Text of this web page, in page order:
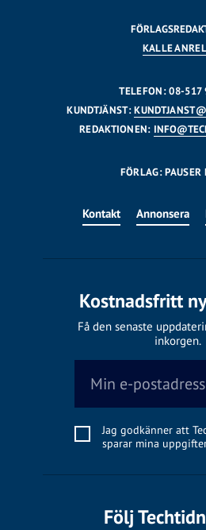
KALLE
TELEFON: 08-517
KUNDTJÄNST:
REDAKTIONEN:
FÖRLAG: PAUSER
Kontakt Annonsera
Kostnadsfritt
Få den senaste
inkorgen.
Jag godkänner att
sparar mina
Följ